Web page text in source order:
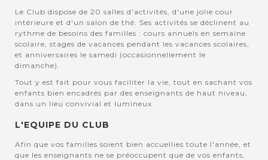
Le Club dispose de 20 salles d'activités, d'une jolie cour
intérieure et d'un salon de thé. Ses activités se déclinent au
rythme de besoins des familles : cours annuels en semaine
scolaire, stages de vacances pendant les vacances scolaires,
et anniversaires le samedi (occasionnellement le
dimanche).
Tout y est fait pour vous faciliter la vie, tout en sachant vos
enfants bien encadrés par des enseignants de haut niveau,
dans un lieu convivial et lumineux.
L'EQUIPE DU CLUB
Afin que vos familles soient bien accuellies toute l'année, et
que les enseignants ne se préoccupent que de vos enfants,